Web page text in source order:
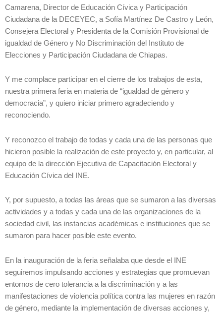
Camarena, Director de Educación Cívica y Participación
Ciudadana de la DECEYEC, a Sofía Martínez De Castro y León,
Consejera Electoral y Presidenta de la Comisión Provisional de
igualdad de Género y No Discriminación del Instituto de
Elecciones y Participación Ciudadana de Chiapas.
Y me complace participar en el cierre de los trabajos de esta,
nuestra primera feria en materia de “igualdad de género y
democracia”, y quiero iniciar primero agradeciendo y
reconociendo.
Y reconozco el trabajo de todas y cada una de las personas que
hicieron posible la realización de este proyecto y, en particular, al
equipo de la dirección Ejecutiva de Capacitación Electoral y
Educación Cívica del INE.
Y, por supuesto, a todas las áreas que se sumaron a las diversas
actividades y a todas y cada una de las organizaciones de la
sociedad civil, las instancias académicas e instituciones que se
sumaron para hacer posible este evento.
En la inauguración de la feria señalaba que desde el INE
seguiremos impulsando acciones y estrategias que promuevan
entornos de cero tolerancia a la discriminación y a las
manifestaciones de violencia política contra las mujeres en razón
de género, mediante la implementación de diversas acciones y,